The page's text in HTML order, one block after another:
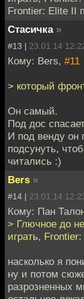
Frontier: Elite II
Стасичка »
#13 | 23.01.14
Кому: Bers, #11
> который
Он самый.
Под дос
И под венду он
подсунуть,
читались :)
Bers »
#14 | 23.01.14
Кому: Пан
> Глючное до
играть,
насколько я
ну и потом
разрозненных